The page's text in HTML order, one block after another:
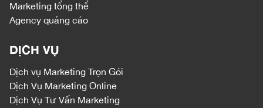
Marketing tổng thể
Agency quảng cáo
DỊCH VỤ
Dịch vụ Marketing Trọn Gói
Dịch Vụ Marketing Online
Dịch Vụ Tư Vấn Marketing